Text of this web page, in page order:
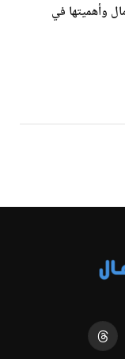
وأهميتها في
Threads